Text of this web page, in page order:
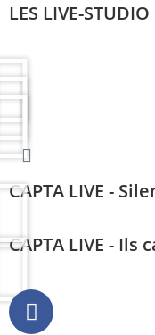
LES LIVE-
CAPTA LIVE -
CAPTA LIVE - Ils